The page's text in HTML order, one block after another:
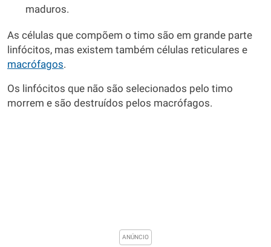
maduros.
As células que compõem o timo são em grande parte
linfócitos, mas existem também células reticulares e
macrófagos.
Os linfócitos que não são selecionados pelo timo
morrem e são destruídos pelos macrófagos.